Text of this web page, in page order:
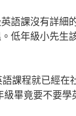
語課沒有詳細
低年級小先生
課程就已經在
畢竟要不要學